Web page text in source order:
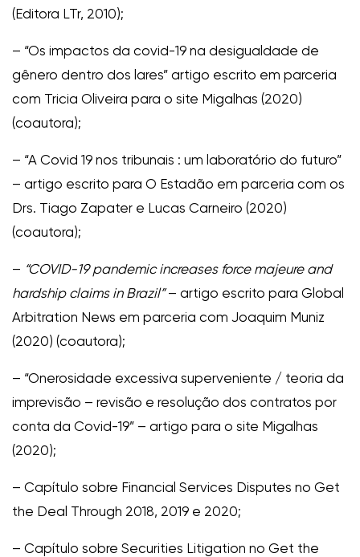
(Editora LTr, 2010);
– “Os impactos da covid-19 na desigualdade de
gênero dentro dos lares” artigo escrito em parceria
com Tricia Oliveira para o site Migalhas (2020)
(coautora);
– “A Covid 19 nos tribunais : um laboratório do futuro”
– artigo escrito para O Estadão em parceria com os
Drs. Tiago Zapater e Lucas Carneiro (2020)
(coautora);
– “COVID-19 pandemic increases force majeure and
hardship claims in Brazil”– artigo escrito para Global
Arbitration News em parceria com Joaquim Muniz
(2020) (coautora);
– “Onerosidade excessiva superveniente / teoria da
imprevisão – revisão e resolução dos contratos por
conta da Covid-19” – artigo para o site Migalhas
(2020);
– Capítulo sobre Financial Services Disputes no Get
the Deal Through 2018, 2019 e 2020;
– Capítulo sobre Securities Litigation no Get the